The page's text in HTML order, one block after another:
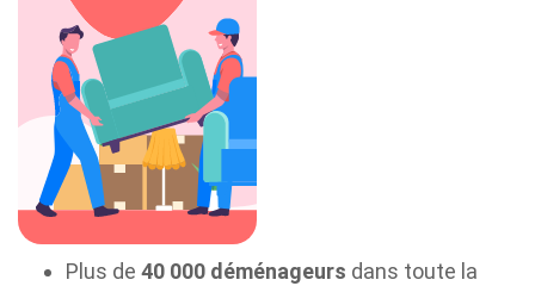
Plus de 40 000 déménageurs dans toute la